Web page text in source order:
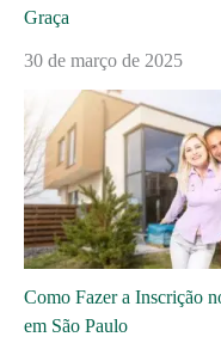
Graça
30 de março de 2025
Como Fazer a Inscrição
em São Paulo